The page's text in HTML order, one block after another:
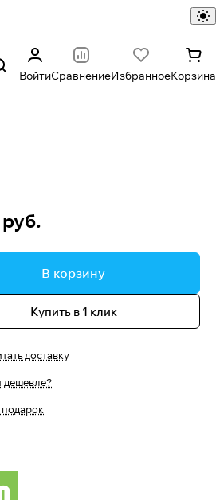
ВойтиСравнениеИзбранноеКорзина
В корзину
Купить в 1 клик
доставку
подарок